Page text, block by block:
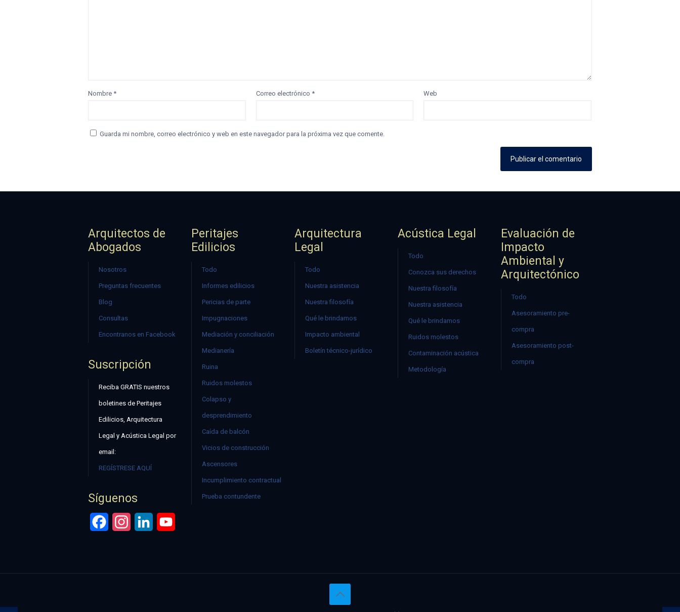
Nombre * Correo electrónico * Web
Guarda mi nombre, correo electrónico y web en este navegador para la próxima vez que comente.
Arquitectos de
Abogados
Nosotros
Preguntas frecuentes
Blog
Consultas
Encontranos en Facebook
Suscripción
Reciba GRATIS nuestros
boletines de Peritajes
Edilicios, Arquitectura
Legal y Acústica Legal por
email:
REGÍSTRESE AQUÍ
Síguenos
FacebookInstagramLinkedIn
Peritajes
Edilicios
Todo
Informes edilicios
Pericias de parte
Impugnaciones
Mediación y conciliación
Medianería
Ruina
Ruidos molestos
Colapso y
desprendimiento
Caída de balcón
Vicios de construcción
Ascensores
Incumplimiento contractual
Prueba contundente
Arquitectura
Legal
Todo
Nuestra asistencia
Nuestra filosofía
Qué le brindamos
Impacto ambiental
Boletín técnico-jurídico
Acústica Legal
Todo
Conozca sus derechos
Nuestra filosofía
Nuestra asistencia
Qué le brindamos
Ruidos molestos
Contaminación acústica
Metodología
Evaluación de
Impacto
Ambiental y
Arquitectónico
Todo
Asesoramiento pre-
compra
Asesoramiento post-
compra